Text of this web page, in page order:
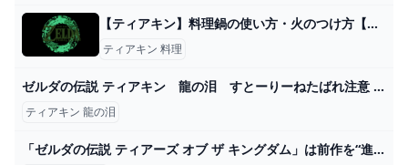
【ティアキン】料理鍋の使い方・火のつけ方【ゼルダの伝説 ティアーズオブザキングダム】 – ぶこもり
ティアキン 料理
ゼルダの伝説 ティアキン 龍の泪 すとーりーねたばれ注意 - YouTube
ティアキン 龍の泪
「ゼルダの伝説 ティアーズ オブ ザ キングダム」は前作を“進化”させ、さらなる高みへと押し上げている：ゲームレビュー WIRED.jp